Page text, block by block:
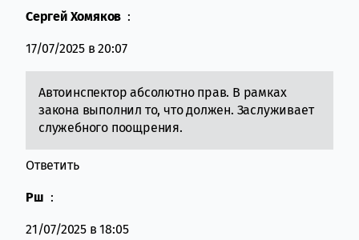
Сергей Хомяков :
17/07/2025 в 20:07
Автоинспектор абсолютно прав. В рамках
закона выполнил то, что должен. Заслуживает
служебного поощрения.
Ответить
Рш :
21/07/2025 в 18:05